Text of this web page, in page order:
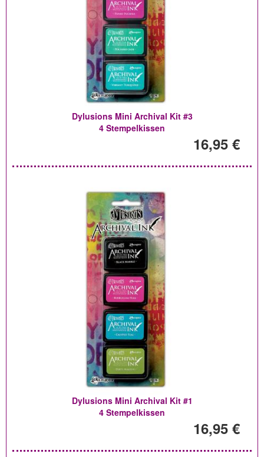
Dylusions Mini Archival Kit #3
4 Stempelkissen
16,95 €
Dylusions Mini Archival Kit #1
4 Stempelkissen
16,95 €